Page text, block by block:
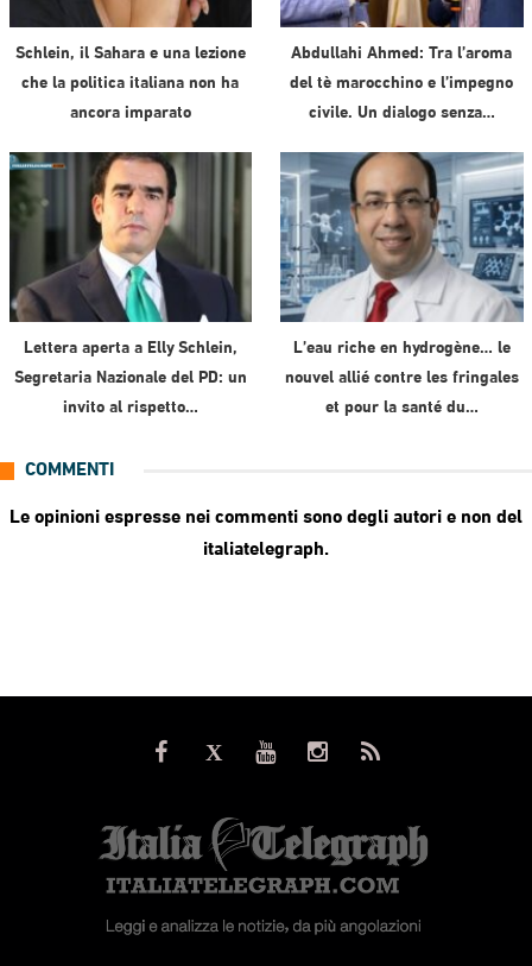
Schlein, il Sahara e una lezione
che la politica italiana non ha
ancora imparato
Abdullahi Ahmed: Tra l’aroma
del tè marocchino e l’impegno
civile. Un dialogo senza…
Lettera aperta a Elly Schlein,
Segretaria Nazionale del PD: un
invito al rispetto…
L’eau riche en hydrogène… le
nouvel allié contre les fringales
et pour la santé du…
COMMENTI
Le opinioni espresse nei commenti sono degli autori e non del
italiatelegraph.